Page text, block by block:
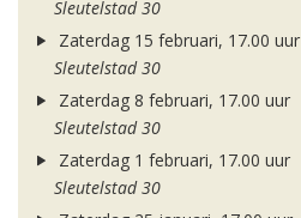
Sleutelstad 30
Zaterdag 15 februari, 17.00 uur
Sleutelstad 30
Zaterdag 8 februari, 17.00 uur
Sleutelstad 30
Zaterdag 1 februari, 17.00 uur
Sleutelstad 30